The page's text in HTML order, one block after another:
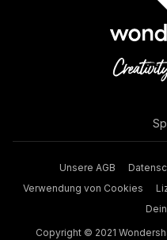
Unsere AGB
Verwendung von Cookies
Copyright © 2021